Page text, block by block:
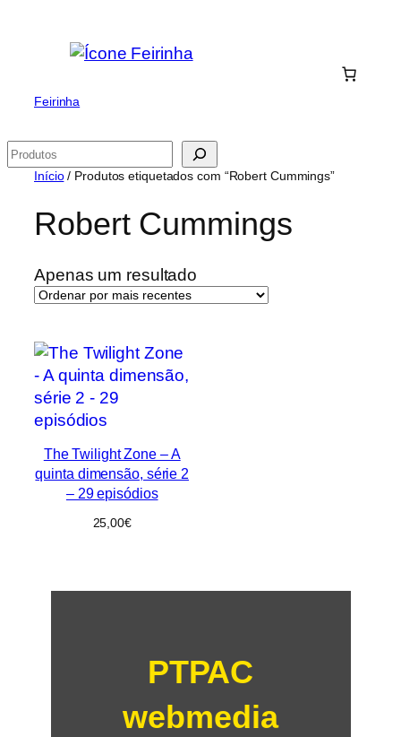
Feirinha
Pesquisar
Início/ Produtos etiquetados com “Robert Cummings”
Robert Cummings
Apenas um resultado
The Twilight Zone – A
quinta dimensão, série 2
– 29 episódios
25,00€
PTPAC
webmedia